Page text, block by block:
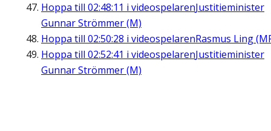
Hoppa till 02:48:11 i videospelarenJustitieminister
Gunnar Strömmer (M)
Hoppa till 02:50:28 i videospelarenRasmus Ling
Hoppa till 02:52:41 i videospelarenJustitieminister
Gunnar Strömmer (M)